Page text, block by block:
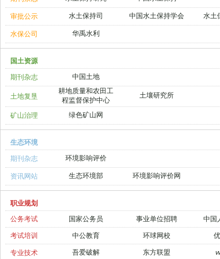
审批公示 水土保持司 中国水土保持学会 水土
水保公司 华禹水利
国土资源
期刊杂志
中国土地
土地复垦
耕地质量和农田工
程监督保护中心
土壤研究所
矿山治理 绿色矿山网
生态环境
期刊杂志
环境影响评价
资讯网站 生态环境部 环境影响评价网
职业规划
公务考试
国家公务员 事业单位招聘
中国
考试培训
中公教育 环球网校
专业技术 吾爱破解 东方联盟